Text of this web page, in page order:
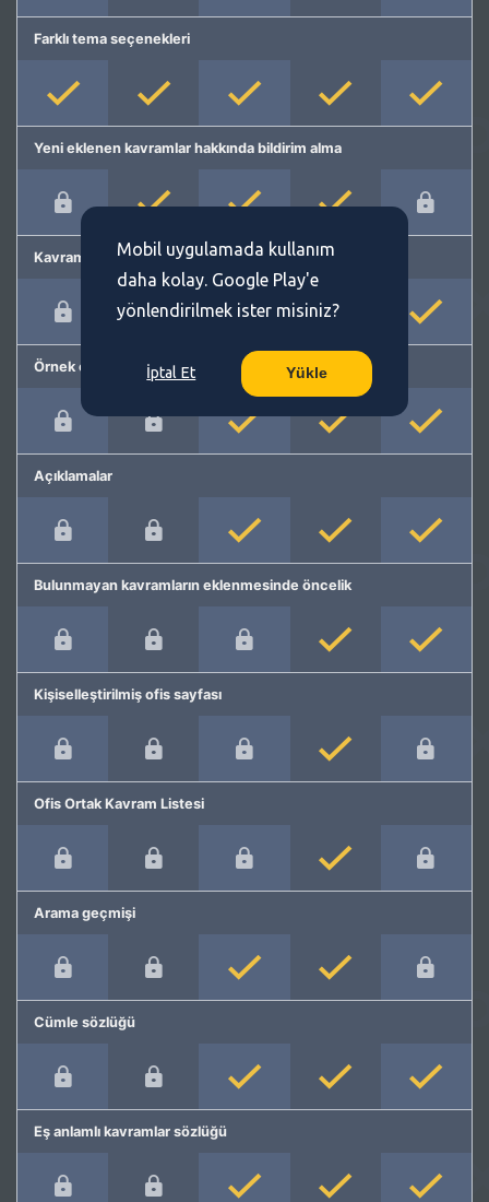
Farklı tema seçenekleri
Yeni eklenen kavramlar hakkında bildirim alma
Kavram önerme
Örnek cümleler
Açıklamalar
Bulunmayan kavramların eklenmesinde öncelik
Kişiselleştirilmiş ofis sayfası
Ofis Ortak Kavram Listesi
Arama geçmişi
Cümle sözlüğü
Eş anlamlı kavramlar sözlüğü
Mobil uygulamada kullanım
daha kolay. Google Play'e
yönlendirilmek ister misiniz?
İptal Et Yükle